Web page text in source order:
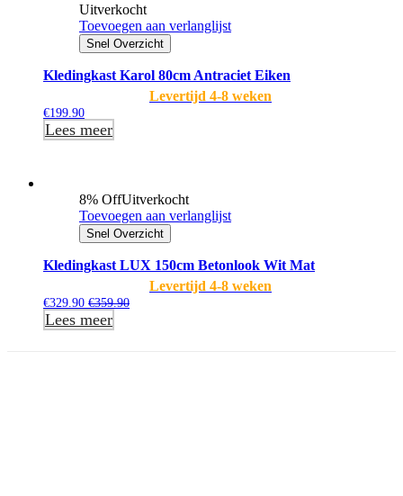
Uitverkocht
Toevoegen aan verlanglijst
Snel Overzicht
Kledingkast Karol 80cm Antraciet Eiken
Levertijd 4-8 weken
€199.90
Lees meer
8% OffUitverkocht
Toevoegen aan verlanglijst
Snel Overzicht
Kledingkast LUX 150cm Betonlook Wit Mat
Levertijd 4-8 weken
€329.90 €359.90
Lees meer